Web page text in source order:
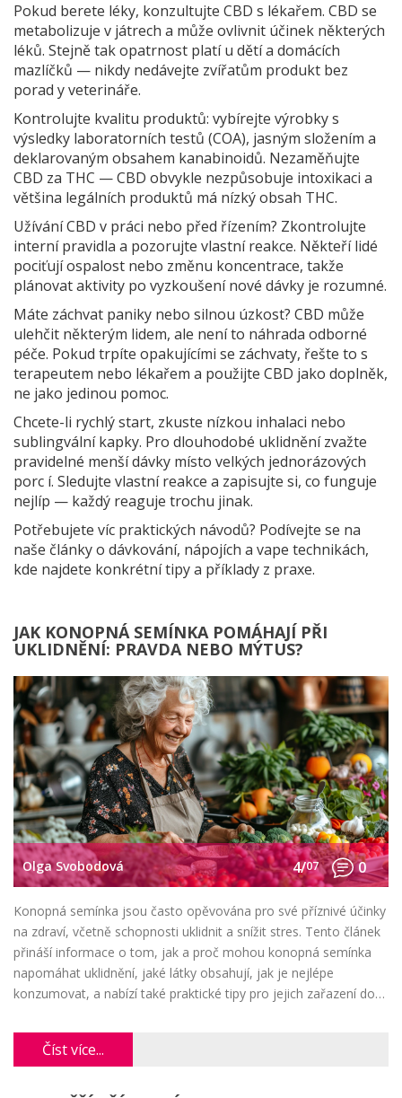
Pokud berete léky, konzultujte CBD s lékařem. CBD se
metabolizuje v játrech a může ovlivnit účinek některých
léků. Stejně tak opatrnost platí u dětí a domácích
mazlíčků — nikdy nedávejte zvířatům produkt bez
porad y veterináře.
Kontrolujte kvalitu produktů: vybírejte výrobky s
výsledky laboratorních testů (COA), jasným složením a
deklarovaným obsahem kanabinoidů. Nezaměňujte
CBD za THC — CBD obvykle nezpůsobuje intoxikaci a
většina legálních produktů má nízký obsah THC.
Užívání CBD v práci nebo před řízením? Zkontrolujte
interní pravidla a pozorujte vlastní reakce. Někteří lidé
pociťují ospalost nebo změnu koncentrace, takže
plánovat aktivity po vyzkoušení nové dávky je rozumné.
Máte záchvat paniky nebo silnou úzkost? CBD může
ulehčit některým lidem, ale není to náhrada odborné
péče. Pokud trpíte opakujícími se záchvaty, řešte to s
terapeutem nebo lékařem a použijte CBD jako doplněk,
ne jako jedinou pomoc.
Chcete-li rychlý start, zkuste nízkou inhalaci nebo
sublingvální kapky. Pro dlouhodobé uklidnění zvažte
pravidelné menší dávky místo velkých jednorázových
porc í. Sledujte vlastní reakce a zapisujte si, co funguje
nejlíp — každý reaguje trochu jinak.
Potřebujete víc praktických návodů? Podívejte se na
naše články o dávkování, nápojích a vape technikách,
kde najdete konkrétní tipy a příklady z praxe.
JAK KONOPNÁ SEMÍNKA POMÁHAJÍ PŘI
UKLIDNĚNÍ: PRAVDA NEBO MÝTUS?
Olga Svobodová 4/07 0
Konopná semínka jsou často opěvována pro své příznivé účinky
na zdraví, včetně schopnosti uklidnit a snížit stres. Tento článek
přináší informace o tom, jak a proč mohou konopná semínka
napomáhat uklidnění, jaké látky obsahují, jak je nejlépe
konzumovat, a nabízí také praktické tipy pro jejich zařazení do
Číst více...